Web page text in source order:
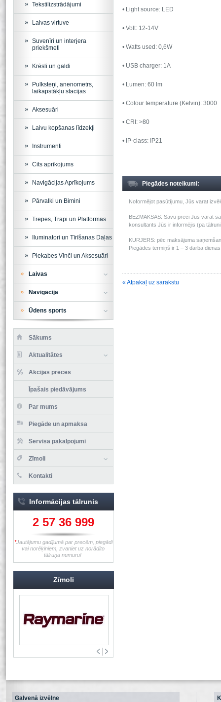
• Light source: LED
• Volt: 12-14V
• Watts used: 0,6W
• USB charger: 1A
• Lumen: 60 lm
• Colour temperature (Kelvin): 3000
• CRI: >80
• IP-class: IP21
Piegādes noteikumi:
Noformējot pasūtījumu, Jūs varat
BEZMAKSAS: Savu preci Jūs varat
konsultants Jūs ir informējis (pa
KURJERS: pēc maksājuma
Piegādes termiņš ir 1 – 3 darba
« Atpakaļ uz sarakstu
Tekstilizstrādājumi
Laivas virtuve
Suvenīri un interjera
priekšmeti
Krēsli un galdi
Pulksteņi, anenometrs,
laikapstākļu stacijas
Aksesuāri
Laivu kopšanas līdzekļi
Instrumenti
Cits aprīkojums
Navigācijas Aprīkojums
Pārvalki un Bimini
Trepes, Trapi un Platformas
Iluminatori un Tīrīšanas Daļas
Piekabes Vinči un Aksesuāri
Laivas
Navigācija
Ūdens sports
Sākums
Aktualitātes
Akcijas preces
Īpašais piedāvājums
Par mums
Piegāde un apmaksa
Servisa pakalpojumi
Zīmoli
Kontakti
Informācijas tālrunis
2 57 36 999
*Jautājumu gadījumā par precēm, piegādi
vai norēķiniem, zvaniet uz norādīto
tālruņa numuru!
Zīmoli
Galvenā izvēlne